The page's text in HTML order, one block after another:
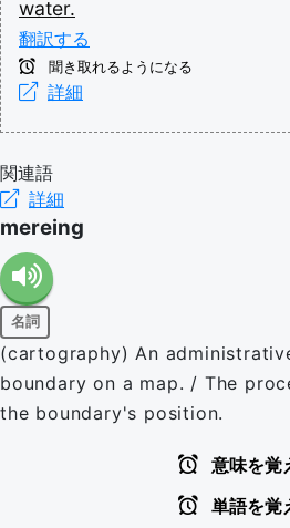
water.
翻訳する
聞き取れるようになる
詳細
関連語
詳細
mereing
名詞
(cartography) An
boundary on a map. / The
the boundary's position.
意味を覚
単語を覚